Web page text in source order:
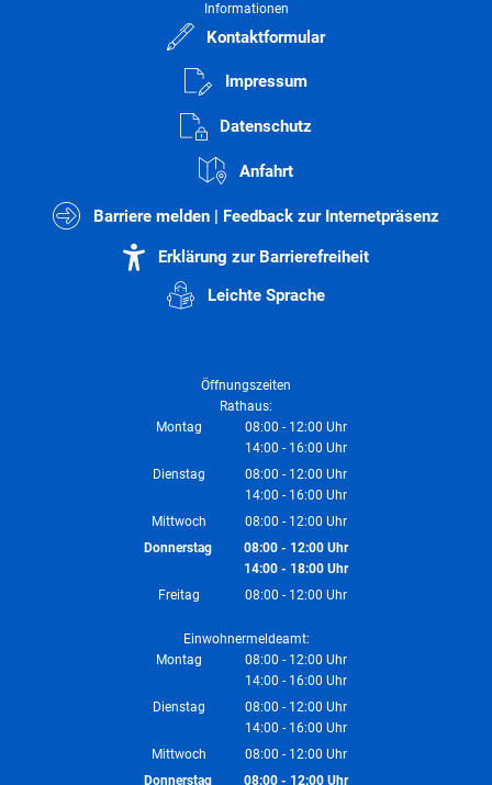
Informationen
Kontaktformular
Impressum
Datenschutz
Anfahrt
Barriere melden | Feedback zur Internetpräsenz
Erklärung zur Barrierefreiheit
Leichte Sprache
Öffnungszeiten
Rathaus:
Montag
08:00 - 12:00 Uhr
Von 08:00 bis 12:00 Uhr
14:00 - 16:00 Uhr
Von 14:00 bis 16:00 Uhr
Dienstag 08:00 - 12:00 Uhr
Von 08:00 bis 12:00 Uhr
14:00 - 16:00 Uhr
Von 14:00 bis 16:00 Uhr
Mittwoch 08:00 - 12:00 Uhr
Von 08:00 bis 12:00 Uhr
Donnerstag 08:00- 12:00Uhr
Von 08:00 bis 12:00 Uhr
14:00- 18:00Uhr
Von 14:00 bis 18:00 Uhr
Freitag 08:00 - 12:00 Uhr
Einwohnermeldeamt:
Montag
08:00 - 12:00 Uhr
Von 08:00 bis 12:00 Uhr
14:00 - 16:00 Uhr
Von 14:00 bis 16:00 Uhr
Dienstag 08:00 - 12:00 Uhr
Von 08:00 bis 12:00 Uhr
14:00 - 16:00 Uhr
Von 14:00 bis 16:00 Uhr
Mittwoch 08:00 - 12:00 Uhr
Von 08:00 bis 12:00 Uhr
Donnerstag 08:00- 12:00Uhr